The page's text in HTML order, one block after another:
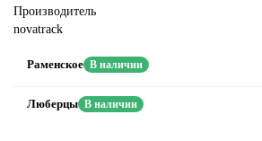
Производитель
novatrack
Раменское В наличии
Люберцы В наличии